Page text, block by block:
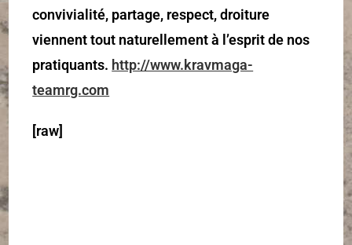
convivialité, partage, respect, droiture
viennent tout naturellement à l’esprit de nos
pratiquants. http://www.kravmaga-
teamrg.com
[raw]